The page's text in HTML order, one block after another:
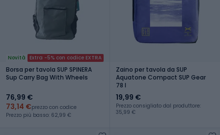
Novità Extra -5% con codice EXTRA
Borsa per tavola SUP SPINERA
Sup Carry Bag With Wheels
76,99 €
73,14 €prezzo con codice
Prezzo più basso: 62,99 €
Zaino per tavola da SUP
Aquatone Compact SUP Gear
78 l
19,99 €
Prezzo consigliato dal produttore:
35,99 €